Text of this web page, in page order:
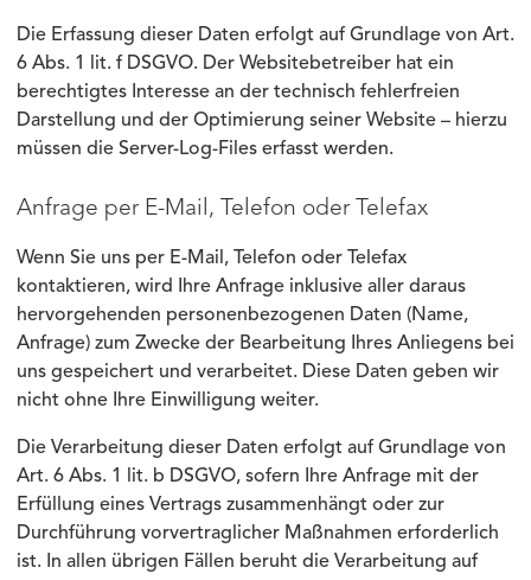
Die Erfassung dieser Daten erfolgt auf Grundlage von Art.
6 Abs. 1 lit. f DSGVO. Der Websitebetreiber hat ein
berechtigtes Interesse an der technisch fehlerfreien
Darstellung und der Optimierung seiner Website – hierzu
müssen die Server-Log-Files erfasst werden.
Anfrage per E-Mail, Telefon oder Telefax
Wenn Sie uns per E-Mail, Telefon oder Telefax
kontaktieren, wird Ihre Anfrage inklusive aller daraus
hervorgehenden personenbezogenen Daten (Name,
Anfrage) zum Zwecke der Bearbeitung Ihres Anliegens bei
uns gespeichert und verarbeitet. Diese Daten geben wir
nicht ohne Ihre Einwilligung weiter.
Die Verarbeitung dieser Daten erfolgt auf Grundlage von
Art. 6 Abs. 1 lit. b DSGVO, sofern Ihre Anfrage mit der
Erfüllung eines Vertrags zusammenhängt oder zur
Durchführung vorvertraglicher Maßnahmen erforderlich
ist. In allen übrigen Fällen beruht die Verarbeitung auf